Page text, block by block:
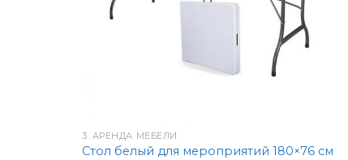
3. АРЕНДА МЕБЕЛИ
Стол белый для мероприятий 180×76 см